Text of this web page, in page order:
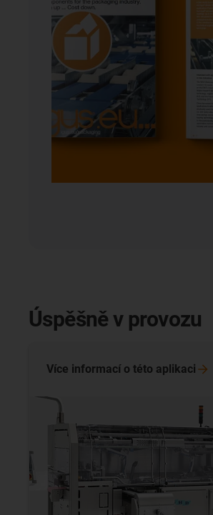
Úspěšně v provozu
Více informací o této aplikaci